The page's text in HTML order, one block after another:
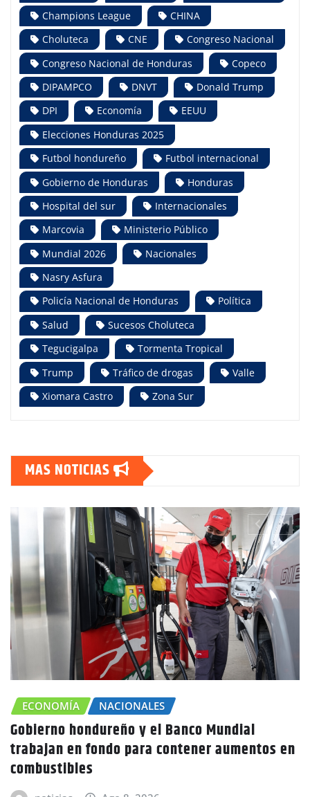
Champions League
CHINA
Choluteca
CNE
Congreso Nacional
Congreso Nacional de Honduras
Copeco
DIPAMPCO
DNVT
Donald Trump
DPI
Economía
EEUU
Elecciones Honduras 2025
Futbol hondureño
Futbol internacional
Gobierno de Honduras
Honduras
Hospital del sur
Internacionales
Marcovia
Ministerio Público
Mundial 2026
Nacionales
Nasry Asfura
Policía Nacional de Honduras
Política
Salud
Sucesos Choluteca
Tegucigalpa
Tormenta Tropical
Trump
Tráfico de drogas
Valle
Xiomara Castro
Zona Sur
MAS NOTICIAS
CHOLUTECA ZONA SUR
Canícula agravaría la sequía en Honduras
advierte Copeco